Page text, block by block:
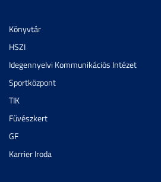
Könyvtár
HSZI
Idegennyelvi Kommunikációs Intézet
Sportközpont
TIK
Füvészkert
GF
Karrier Iroda